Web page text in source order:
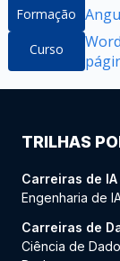
Formação
Curso
TRILHAS
Carreiras de IA
Engenharia de
Carreiras de
Ciência de